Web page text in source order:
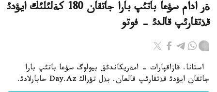
ةر ادام سؤعا باتئپ بارا جاتقان 180 كةلئلئك ايؤدئ
قذتقارئپ قالدئ - فوتو
استانا. قازاقپارات - امةريكاندئق بيولوگ سؤعا باتئپ بارا
جاتقان ايؤدئ قذتقارئپ قالعان. بذل تؤرالئ Day.Az حابارلادئ.